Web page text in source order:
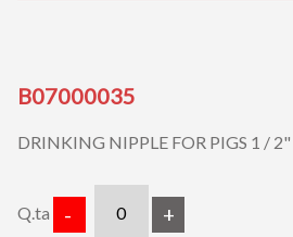
B07000035
DRINKING NIPPLE FOR PIGS 1 / 2"
Q.ta - +